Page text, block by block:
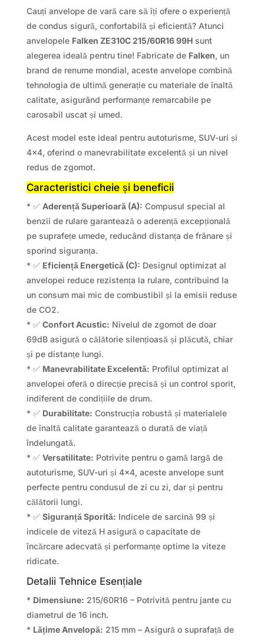
Cauți anvelope de vară care să îți ofere o experiență
de condus sigură, confortabilă și eficientă? Atunci
anvelopele Falken ZE310C 215/60R16 99Hsunt
alegerea ideală pentru tine! Fabricate de Falken, un
brand de renume mondial, aceste anvelope combină
tehnologia de ultimă generație cu materiale de înaltă
calitate, asigurând performanțe remarcabile pe
carosabil uscat și umed.
Acest model este ideal pentru autoturisme, SUV-uri și
4×4, oferind o manevrabilitate excelentă și un nivel
redus de zgomot.
Caracteristici cheie și beneficii
* ✅ Aderență Superioară (A): Compusul special al
benzii de rulare garantează o aderență excepțională
pe suprafețe umede, reducând distanța de frânare și
sporind siguranța.
* ✅ Eficiență Energetică (C): Designul optimizat al
anvelopei reduce rezistența la rulare, contribuind la
un consum mai mic de combustibil și la emisii reduse
de CO2.
* ✅ Confort Acustic: Nivelul de zgomot de doar
69dB asigură o călătorie silențioasă și plăcută, chiar
și pe distanțe lungi.
* ✅ Manevrabilitate Excelentă: Profilul optimizat al
anvelopei oferă o direcție precisă și un control sporit,
indiferent de condițiile de drum.
* ✅ Durabilitate: Construcția robustă și materialele
de înaltă calitate garantează o durată de viață
îndelungată.
* ✅ Versatilitate: Potrivite pentru o gamă largă de
autoturisme, SUV-uri și 4×4, aceste anvelope sunt
perfecte pentru condusul de zi cu zi, dar și pentru
călătorii lungi.
* ✅ Siguranță Sporită: Indicele de sarcină 99 și
indicele de viteză H asigură o capacitate de
încărcare adecvată și performanțe optime la viteze
ridicate.
Detalii Tehnice Esențiale
* Dimensiune: 215/60R16 – Potrivită pentru jante cu
diametrul de 16 inch.
* Lățime Anvelopă: 215 mm – Asigură o suprafață de